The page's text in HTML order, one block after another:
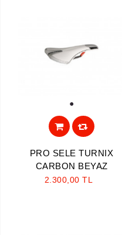
PRO SELE TURNIX
CARBON BEYAZ
2.300,00 TL